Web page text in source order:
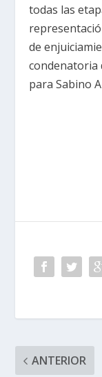
todas las
de
condenatoria
para Sabino
ANTERIOR